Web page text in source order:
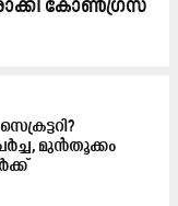
കോൺഗ്രസ്
മുൻതൂക്കം